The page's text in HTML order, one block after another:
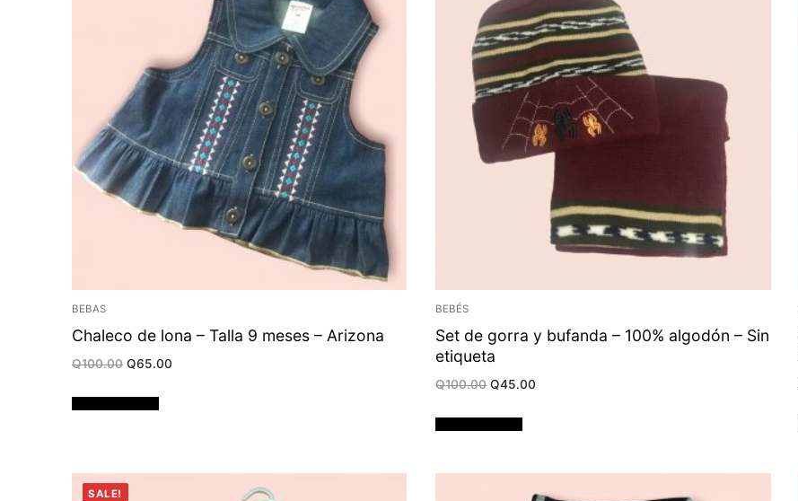
BEBAS
Chaleco de lona – Talla 9 meses – Arizona
Q100.00 Original
Q100.00.
Q65.00
BEBÉS
Set de gorra y bufanda – 100% algodón – Sin
etiqueta
Q100.00 Original
Q100.00.
Q45.00
SALE!